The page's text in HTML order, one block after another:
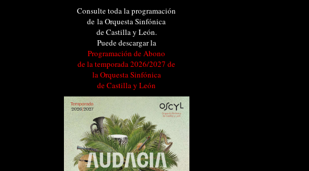
Consulte toda la programación
de la Orquesta Sinfónica
de Castilla y León.
Puede descargar la
Programación de Abono
de la temporada 2026/2027 de
la Orquesta Sinfónica
de Castilla y León